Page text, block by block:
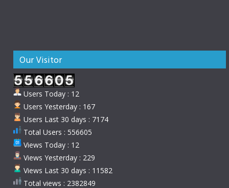
Our Visitor
Users Today : 12
Users Yesterday : 167
Users Last 30 days : 7174
Total Users : 556605
Views Today : 12
Views Yesterday : 229
Views Last 30 days : 11582
Total views : 2382849